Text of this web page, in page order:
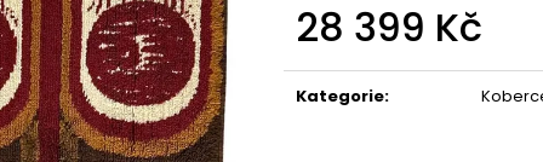
28 399 Kč
cena:
Kategorie: